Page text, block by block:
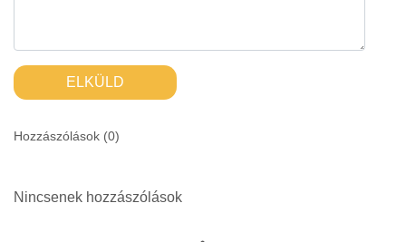
ELKÜLD
Hozzászólások (0)
Nincsenek hozzászólások